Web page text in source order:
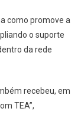
como promove a
o suporte
da rede
recebeu, em
TEA”,